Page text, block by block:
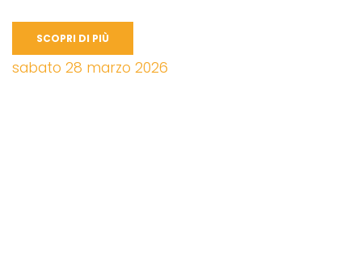
SCOPRI DI PIÙ
sabato 28 marzo 2026